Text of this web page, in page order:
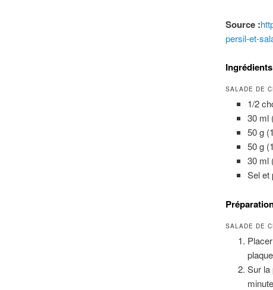
Source :
persil-et-
SALADE DE
1/2
30 ml
50 g
50 g
30 ml
Sel et
SALADE DE
Sur la